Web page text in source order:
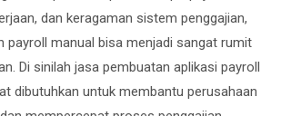
dan keragaman sistem penggajian,
payroll manual bisa menjadi sangat rumit
Di sinilah jasa pembuatan aplikasi payroll
dibutuhkan untuk membantu perusahaan